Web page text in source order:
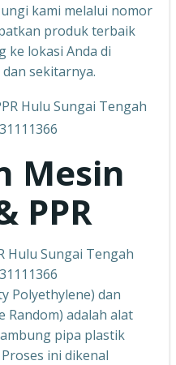
kami melalui nomor
produk terbaik
ke lokasi Anda di
sekitarnya.
Mesin
PPR
Hulu Sungai Tengah
Polyethylene) dan
Random) adalah alat
pipa plastik
ini dikenal